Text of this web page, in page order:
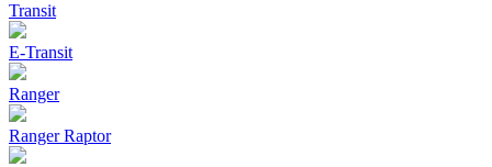
Transit
E-Transit
Ranger
Ranger Raptor